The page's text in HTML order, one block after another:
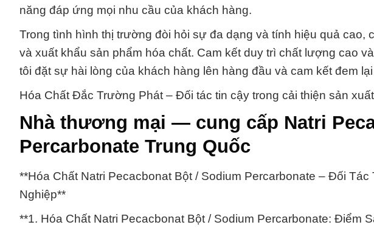
năng đáp ứng mọi nhu cầu của khách hàng.
Trong tình hình thị trường đòi hỏi sự đa dạng và tính hiệu quả cao,
và xuất khẩu sản phẩm hóa chất. Cam kết duy trì chất lượng cao
tôi đặt sự hài lòng của khách hàng lên hàng đầu và cam kết đem
Hóa Chất Đắc Trường Phát – Đối tác tin cậy trong cải thiện sản
Nhà thương mại — cung cấp Natri
Percarbonate Trung Quốc
**Hóa Chất Natri Pecacbonat Bột / Sodium Percarbonate – Đối
Nghiệp**
**1. Hóa Chất Natri Pecacbonat Bột / Sodium Percarbonate: Điểm